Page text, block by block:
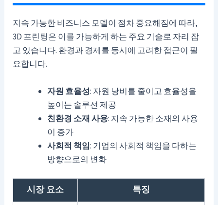
지속 가능한 비즈니스 모델이 점차 중요해짐에 따라,
3D 프린팅은 이를 가능하게 하는 주요 기술로 자리 잡
고 있습니다. 환경과 경제를 동시에 고려한 접근이 필
요합니다.
자원 효율성: 자원 낭비를 줄이고 효율성을
높이는 솔루션 제공
친환경 소재 사용: 지속 가능한 소재의 사용
이 증가
사회적 책임: 기업의 사회적 책임을 다하는
방향으로의 변화
시장 요소 특징